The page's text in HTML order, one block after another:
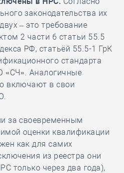
законодательства их
– это требование
2 части 6 статьи 55.5
РФ, статьёй 55.5-1 ГрК
стандарта
«СЧ». Аналогичные
включают в свои
за своевременным
оценки квалификации
как для самих
из реестра они
только через два года),